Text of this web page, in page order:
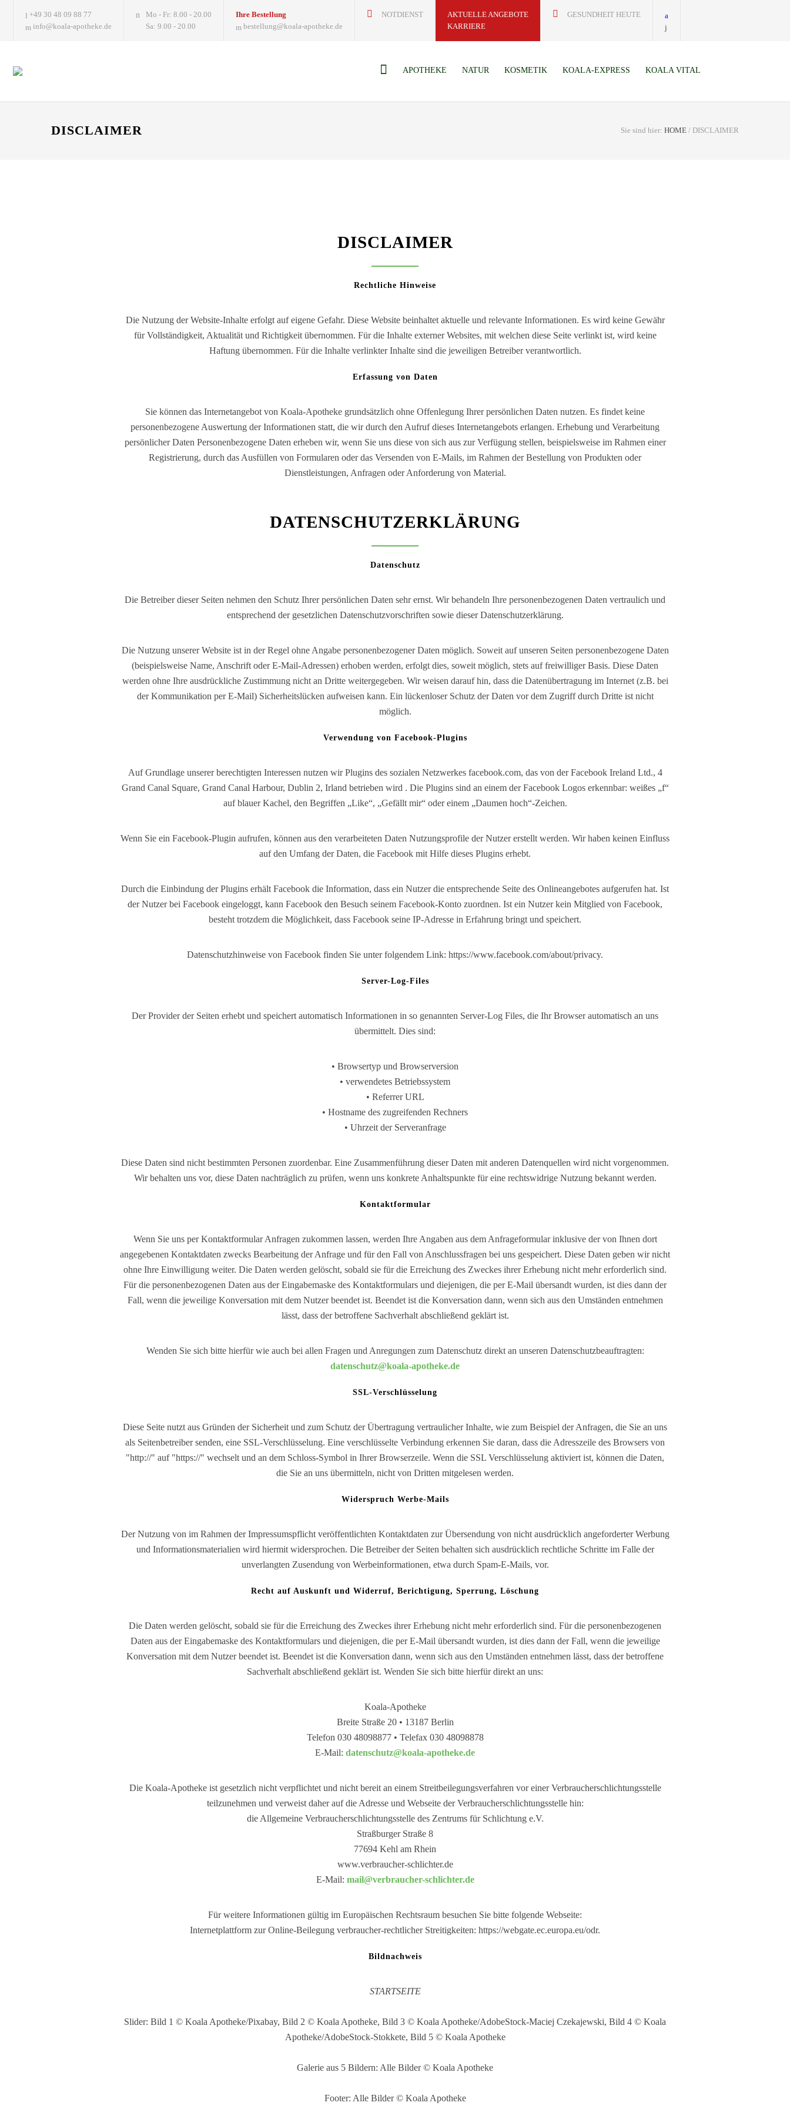
+49 30 48 09 88 77
info@koala-apotheke.de
Mo - Fr: 8.00 - 20.00
Sa: 9.00 - 20.00
Ihre Bestellung
bestellung@koala-apotheke.de
NOTDIENST
AKTUELLE ANGEBOTE
KARRIERE
GESUNDHEIT HEUTE
APOTHEKE NATUR KOSMETIK KOALA-EXPRESS KOALA VITAL
DISCLAIMER Sie sind hier: HOME / DISCLAIMER
DISCLAIMER
Rechtliche Hinweise
Die Nutzung der Website-Inhalte erfolgt auf eigene Gefahr. Diese Website beinhaltet aktuelle und relevante Informationen. Es wird keine Gewähr
für Vollständigkeit, Aktualität und Richtigkeit übernommen. Für die Inhalte externer Websites, mit welchen diese Seite verlinkt ist, wird keine
Haftung übernommen. Für die Inhalte verlinkter Inhalte sind die jeweiligen Betreiber verantwortlich.
Erfassung von Daten
Sie können das Internetangebot von Koala-Apotheke grundsätzlich ohne Offenlegung Ihrer persönlichen Daten nutzen. Es findet keine
personenbezogene Auswertung der Informationen statt, die wir durch den Aufruf dieses Internetangebots erlangen. Erhebung und Verarbeitung
persönlicher Daten Personenbezogene Daten erheben wir, wenn Sie uns diese von sich aus zur Verfügung stellen, beispielsweise im Rahmen einer
Registrierung, durch das Ausfüllen von Formularen oder das Versenden von E-Mails, im Rahmen der Bestellung von Produkten oder
Dienstleistungen, Anfragen oder Anforderung von Material.
DATENSCHUTZERKLÄRUNG
Datenschutz
Die Betreiber dieser Seiten nehmen den Schutz Ihrer persönlichen Daten sehr ernst. Wir behandeln Ihre personenbezogenen Daten vertraulich und
entsprechend der gesetzlichen Datenschutzvorschriften sowie dieser Datenschutzerklärung.
Die Nutzung unserer Website ist in der Regel ohne Angabe personenbezogener Daten möglich. Soweit auf unseren Seiten personenbezogene Daten
(beispielsweise Name, Anschrift oder E-Mail-Adressen) erhoben werden, erfolgt dies, soweit möglich, stets auf freiwilliger Basis. Diese Daten
werden ohne Ihre ausdrückliche Zustimmung nicht an Dritte weitergegeben. Wir weisen darauf hin, dass die Datenübertragung im Internet (z.B. bei
der Kommunikation per E-Mail) Sicherheitslücken aufweisen kann. Ein lückenloser Schutz der Daten vor dem Zugriff durch Dritte ist nicht
möglich.
Verwendung von Facebook-Plugins
Auf Grundlage unserer berechtigten Interessen nutzen wir Plugins des sozialen Netzwerkes facebook.com, das von der Facebook Ireland Ltd., 4
Grand Canal Square, Grand Canal Harbour, Dublin 2, Irland betrieben wird . Die Plugins sind an einem der Facebook Logos erkennbar: weißes „f“
auf blauer Kachel, den Begriffen „Like“, „Gefällt mir“ oder einem „Daumen hoch“-Zeichen.
Wenn Sie ein Facebook-Plugin aufrufen, können aus den verarbeiteten Daten Nutzungsprofile der Nutzer erstellt werden. Wir haben keinen Einfluss
auf den Umfang der Daten, die Facebook mit Hilfe dieses Plugins erhebt.
Durch die Einbindung der Plugins erhält Facebook die Information, dass ein Nutzer die entsprechende Seite des Onlineangebotes aufgerufen hat. Ist
der Nutzer bei Facebook eingeloggt, kann Facebook den Besuch seinem Facebook-Konto zuordnen. Ist ein Nutzer kein Mitglied von Facebook,
besteht trotzdem die Möglichkeit, dass Facebook seine IP-Adresse in Erfahrung bringt und speichert.
Datenschutzhinweise von Facebook finden Sie unter folgendem Link: https://www.facebook.com/about/privacy.
Server-Log-Files
Der Provider der Seiten erhebt und speichert automatisch Informationen in so genannten Server-Log Files, die Ihr Browser automatisch an uns
übermittelt. Dies sind:
• Browsertyp und Browserversion
• verwendetes Betriebssystem
• Referrer URL
• Hostname des zugreifenden Rechners
• Uhrzeit der Serveranfrage
Diese Daten sind nicht bestimmten Personen zuordenbar. Eine Zusammenführung dieser Daten mit anderen Datenquellen wird nicht vorgenommen.
Wir behalten uns vor, diese Daten nachträglich zu prüfen, wenn uns konkrete Anhaltspunkte für eine rechtswidrige Nutzung bekannt werden.
Kontaktformular
Wenn Sie uns per Kontaktformular Anfragen zukommen lassen, werden Ihre Angaben aus dem Anfrageformular inklusive der von Ihnen dort
angegebenen Kontaktdaten zwecks Bearbeitung der Anfrage und für den Fall von Anschlussfragen bei uns gespeichert. Diese Daten geben wir nicht
ohne Ihre Einwilligung weiter. Die Daten werden gelöscht, sobald sie für die Erreichung des Zweckes ihrer Erhebung nicht mehr erforderlich sind.
Für die personenbezogenen Daten aus der Eingabemaske des Kontaktformulars und diejenigen, die per E-Mail übersandt wurden, ist dies dann der
Fall, wenn die jeweilige Konversation mit dem Nutzer beendet ist. Beendet ist die Konversation dann, wenn sich aus den Umständen entnehmen
lässt, dass der betroffene Sachverhalt abschließend geklärt ist.
Wenden Sie sich bitte hierfür wie auch bei allen Fragen und Anregungen zum Datenschutz direkt an unseren Datenschutzbeauftragten:
datenschutz@koala-apotheke.de
SSL-Verschlüsselung
Diese Seite nutzt aus Gründen der Sicherheit und zum Schutz der Übertragung vertraulicher Inhalte, wie zum Beispiel der Anfragen, die Sie an uns
als Seitenbetreiber senden, eine SSL-Verschlüsselung. Eine verschlüsselte Verbindung erkennen Sie daran, dass die Adresszeile des Browsers von
"http://" auf "https://" wechselt und an dem Schloss-Symbol in Ihrer Browserzeile. Wenn die SSL Verschlüsselung aktiviert ist, können die Daten,
die Sie an uns übermitteln, nicht von Dritten mitgelesen werden.
Widerspruch Werbe-Mails
Der Nutzung von im Rahmen der Impressumspflicht veröffentlichten Kontaktdaten zur Übersendung von nicht ausdrücklich angeforderter Werbung
und Informationsmaterialien wird hiermit widersprochen. Die Betreiber der Seiten behalten sich ausdrücklich rechtliche Schritte im Falle der
unverlangten Zusendung von Werbeinformationen, etwa durch Spam-E-Mails, vor.
Recht auf Auskunft und Widerruf, Berichtigung, Sperrung, Löschung
Die Daten werden gelöscht, sobald sie für die Erreichung des Zweckes ihrer Erhebung nicht mehr erforderlich sind. Für die personenbezogenen
Daten aus der Eingabemaske des Kontaktformulars und diejenigen, die per E-Mail übersandt wurden, ist dies dann der Fall, wenn die jeweilige
Konversation mit dem Nutzer beendet ist. Beendet ist die Konversation dann, wenn sich aus den Umständen entnehmen lässt, dass der betroffene
Sachverhalt abschließend geklärt ist. Wenden Sie sich bitte hierfür direkt an uns:
Koala-Apotheke
Breite Straße 20 • 13187 Berlin
Telefon 030 48098877 • Telefax 030 48098878
E-Mail: datenschutz@koala-apotheke.de
Die Koala-Apotheke ist gesetzlich nicht verpflichtet und nicht bereit an einem Streitbeilegungsverfahren vor einer Verbraucherschlichtungsstelle
teilzunehmen und verweist daher auf die Adresse und Webseite der Verbraucherschlichtungsstelle hin:
die Allgemeine Verbraucherschlichtungsstelle des Zentrums für Schlichtung e.V.
Straßburger Straße 8
77694 Kehl am Rhein
www.verbraucher-schlichter.de
E-Mail: mail@verbraucher-schlichter.de
Für weitere Informationen gültig im Europäischen Rechtsraum besuchen Sie bitte folgende Webseite:
Internetplattform zur Online-Beilegung verbraucher-rechtlicher Streitigkeiten: https://webgate.ec.europa.eu/odr.
Bildnachweis
STARTSEITE
Slider: Bild 1 © Koala Apotheke/Pixabay, Bild 2 © Koala Apotheke, Bild 3 © Koala Apotheke/AdobeStock-Maciej Czekajewski, Bild 4 © Koala
Apotheke/AdobeStock-Stokkete, Bild 5 © Koala Apotheke
Galerie aus 5 Bildern: Alle Bilder © Koala Apotheke
Footer: Alle Bilder © Koala Apotheke